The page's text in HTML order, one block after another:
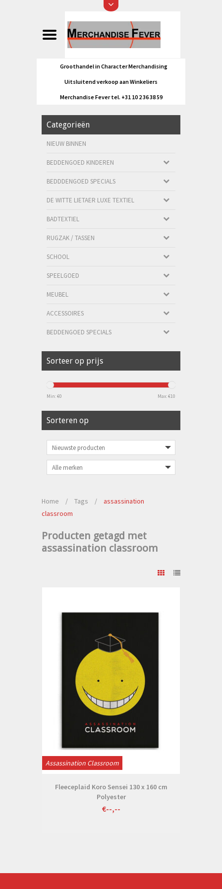
Groothandel in Character Merchandising
Uitsluitend verkoop aan Winkeliers
Merchandise Fever tel. +31 10 2 36 38 59
Categorieën
NIEUW BINNEN
BEDDENGOED KINDEREN
BEDDDENGOED SPECIALS
DE WITTE LIETAER LUXE TEXTIEL
BADTEXTIEL
RUGZAK / TASSEN
SCHOOL
SPEELGOED
MEUBEL
ACCESSOIRES
BEDDENGOED SPECIALS
Sorteer op prijs
Min: €0 Max: €10
Sorteren op
Home / Tags /
assassination
classroom
Producten getagd met
assassination classroom
Assassination Classroom
Fleeceplaid Koro Sensei 130 x 160 cm
Polyester
€--,--